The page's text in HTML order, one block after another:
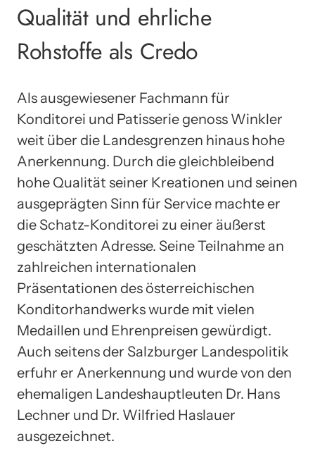
Qualität und ehrliche
Rohstoffe als Credo
Als ausgewiesener Fachmann für
Konditorei und Patisserie genoss Winkler
weit über die Landesgrenzen hinaus hohe
Anerkennung. Durch die gleichbleibend
hohe Qualität seiner Kreationen und seinen
ausgeprägten Sinn für Service machte er
die Schatz-Konditorei zu einer äußerst
geschätzten Adresse. Seine Teilnahme an
zahlreichen internationalen
Präsentationen des österreichischen
Konditorhandwerks wurde mit vielen
Medaillen und Ehrenpreisen gewürdigt.
Auch seitens der Salzburger Landespolitik
erfuhr er Anerkennung und wurde von den
ehemaligen Landeshauptleuten Dr. Hans
Lechner und Dr. Wilfried Haslauer
ausgezeichnet.